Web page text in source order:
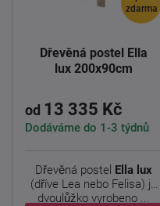
zdarma
Dřevěná postel Ella
lux 200x90cm
od 13 335 Kč
Dodáváme do 1-3 týdnů
Dřevěná postel Ella lux
(dříve Lea nebo Felisa) je
dvoulůžko vyrobeno ...